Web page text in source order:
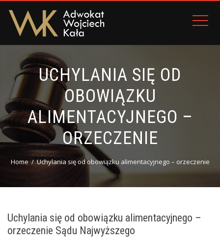
UCHYLANIA SIĘ OD
OBOWIĄZKU
ALIMENTACYJNEGO –
ORZECZENIE
Home Uchylania się od obowiązku alimentacyjnego – orzeczenie
Uchylania się od obowiązku alimentacyjnego –
orzeczenie Sądu Najwyższego